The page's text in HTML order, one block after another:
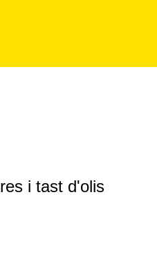
i tast d'olis